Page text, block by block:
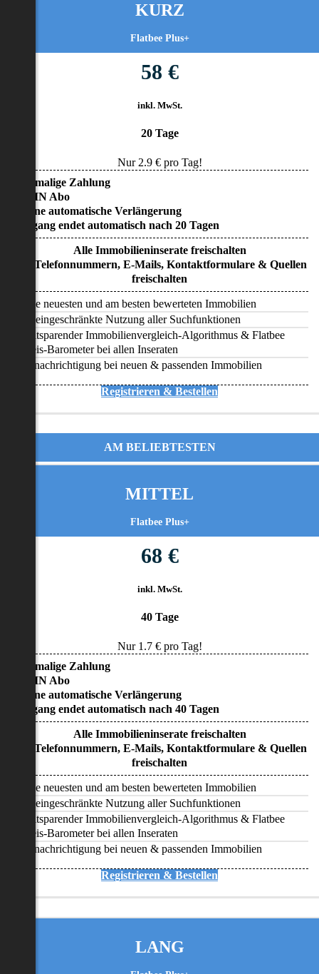
KURZ
Flatbee Plus+
58 €
inkl. MwSt.
20 Tage
Nur 2.9€ pro Tag!
• Einmalige Zahlung
• KEIN Abo
• Keine automatische Verlängerung
• Zugang endet automatisch nach 20 Tagen
Alle Immobilieninserate freischalten
Alle Telefonnummern, E-Mails, Kontaktformulare & Quellen
freischalten
Alle neuesten und am besten bewerteten Immobilien
Uneingeschränkte Nutzung aller Suchfunktionen
Zeitsparender Immobilienvergleich-Algorithmus & Flatbee
Preis-Barometer bei allen Inseraten
Benachrichtigung bei neuen & passenden Immobilien
Registrieren & Bestellen
AM BELIEBTESTEN
MITTEL
Flatbee Plus+
68 €
inkl. MwSt.
40 Tage
Nur 1.7€ pro Tag!
• Einmalige Zahlung
• KEIN Abo
• Keine automatische Verlängerung
• Zugang endet automatisch nach 40 Tagen
Alle Immobilieninserate freischalten
Alle Telefonnummern, E-Mails, Kontaktformulare & Quellen
freischalten
Alle neuesten und am besten bewerteten Immobilien
Uneingeschränkte Nutzung aller Suchfunktionen
Zeitsparender Immobilienvergleich-Algorithmus & Flatbee
Preis-Barometer bei allen Inseraten
Benachrichtigung bei neuen & passenden Immobilien
Registrieren & Bestellen
LANG